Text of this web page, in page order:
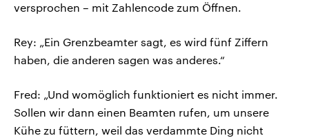
versprochen – mit Zahlencode zum Öffnen.
Rey: „Ein Grenzbeamter sagt, es wird fünf Ziffern
haben, die anderen sagen was anderes.“
Fred: „Und womöglich funktioniert es nicht immer.
Sollen wir dann einen Beamten rufen, um unsere
Kühe zu füttern, weil das verdammte Ding nicht